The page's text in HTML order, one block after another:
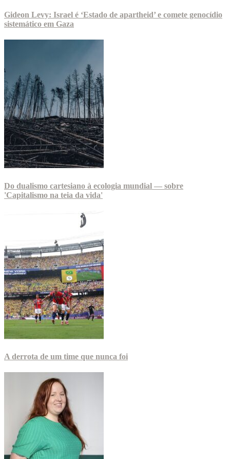
Gideon Levy: Israel é ‘Estado de apartheid’ e comete genocídio
sistemático em Gaza
Do dualismo cartesiano à ecologia mundial — sobre
'Capitalismo na teia da vida'
A derrota de um time que nunca foi